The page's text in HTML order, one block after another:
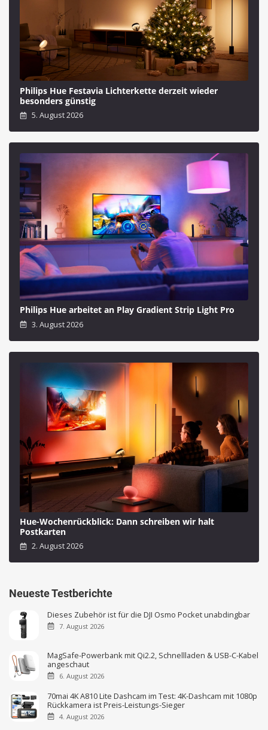
Philips Hue Festavia Lichterkette derzeit wieder
besonders günstig
5. August 2026
Philips Hue arbeitet an Play Gradient Strip Light Pro
3. August 2026
Hue-Wochenrückblick: Dann schreiben wir halt
Postkarten
2. August 2026
Neueste Testberichte
Dieses Zubehör ist für die DJI Osmo Pocket unabdingbar
7. August 2026
MagSafe-Powerbank mit Qi2.2, Schnellladen & USB-C-Kabel
angeschaut
6. August 2026
70mai 4K A810 Lite Dashcam im Test: 4K-Dashcam mit 1080p
Rückkamera ist Preis-Leistungs-Sieger
4. August 2026